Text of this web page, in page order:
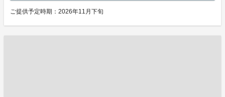
ご提供予定時期：2026年11月下旬